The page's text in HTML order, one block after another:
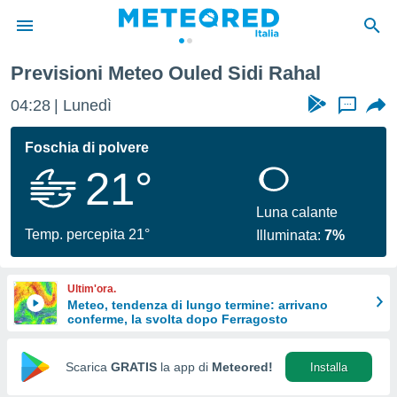
di
per
le
di
Web
Previsioni Meteo Ouled Sidi Rahal
04:28 Lunedì ...
Foschia di polvere
21°
Temp. percepita 21°
Luna calante
Illuminata:7%
Ultim'ora.
Meteo, tendenza di lungo termine: arrivano
conferme, la svolta dopo Ferragosto
Scarica GRATIS la app di Meteored! Installa